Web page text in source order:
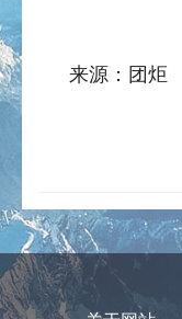
来源：团炬